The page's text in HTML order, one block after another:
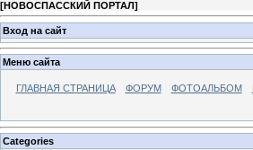
[НОВОСПАССКИЙ ПОРТАЛ]
Вход на сайт
Меню сайта
ГЛАВНАЯ СТРАНИЦА ФОРУМ ФОТОАЛЬБОМ
Categories